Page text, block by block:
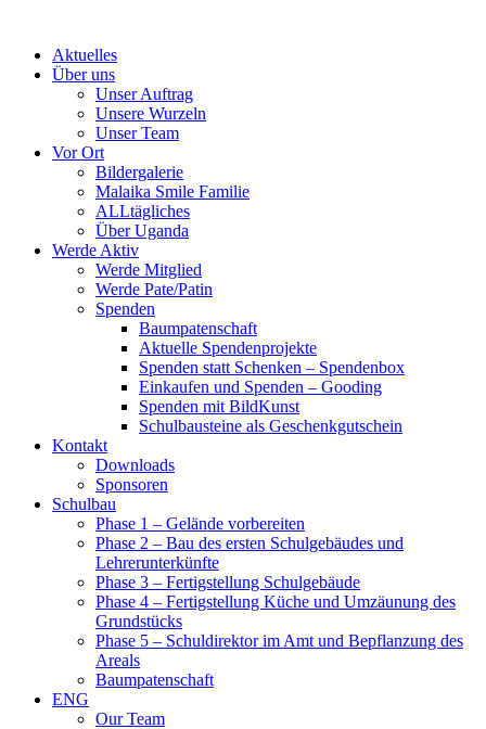
contentAktuelles
Über uns
Unser Auftrag
Unsere Wurzeln
Unser Team
Vor Ort
Bildergalerie
Malaika Smile Familie
ALLtägliches
Über Uganda
Werde Aktiv
Werde Mitglied
Werde Pate/Patin
Spenden
Baumpatenschaft
Aktuelle Spendenprojekte
Spenden statt Schenken – Spendenbox
Einkaufen und Spenden – Gooding
Spenden mit BildKunst
Schulbausteine als Geschenkgutschein
Kontakt
Downloads
Sponsoren
Schulbau
Phase 1 – Gelände vorbereiten
Phase 2 – Bau des ersten Schulgebäudes und
Lehrerunterkünfte
Phase 3 – Fertigstellung Schulgebäude
Phase 4 – Fertigstellung Küche und Umzäunung des
Grundstücks
Phase 5 – Schuldirektor im Amt und Bepflanzung des
Areals
Baumpatenschaft
ENG
Our Team